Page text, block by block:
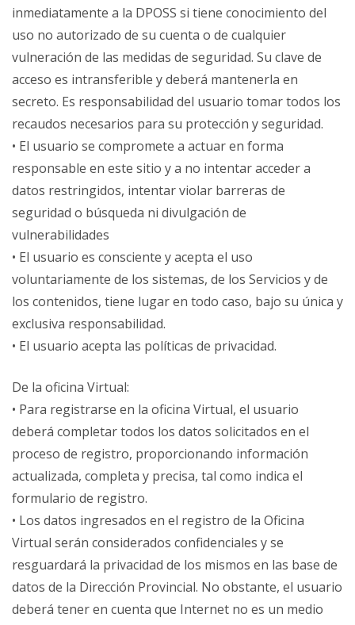
inmediatamente a la DPOSS si tiene conocimiento del
uso no autorizado de su cuenta o de cualquier
vulneración de las medidas de seguridad. Su clave de
acceso es intransferible y deberá mantenerla en
secreto. Es responsabilidad del usuario tomar todos los
recaudos necesarios para su protección y seguridad.
• El usuario se compromete a actuar en forma
responsable en este sitio y a no intentar acceder a
datos restringidos, intentar violar barreras de
seguridad o búsqueda ni divulgación de
vulnerabilidades
• El usuario es consciente y acepta el uso
voluntariamente de los sistemas, de los Servicios y de
los contenidos, tiene lugar en todo caso, bajo su única y
exclusiva responsabilidad.
• El usuario acepta las políticas de privacidad.
De la oficina Virtual:
• Para registrarse en la oficina Virtual, el usuario
deberá completar todos los datos solicitados en el
proceso de registro, proporcionando información
actualizada, completa y precisa, tal como indica el
formulario de registro.
• Los datos ingresados en el registro de la Oficina
Virtual serán considerados confidenciales y se
resguardará la privacidad de los mismos en las base de
datos de la Dirección Provincial. No obstante, el usuario
deberá tener en cuenta que Internet no es un medio